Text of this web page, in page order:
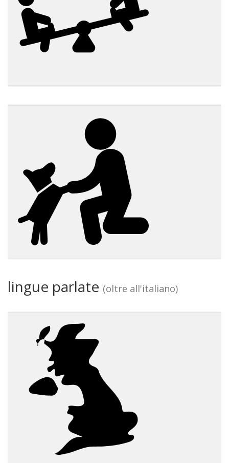
lingue parlate (oltre all'italiano)